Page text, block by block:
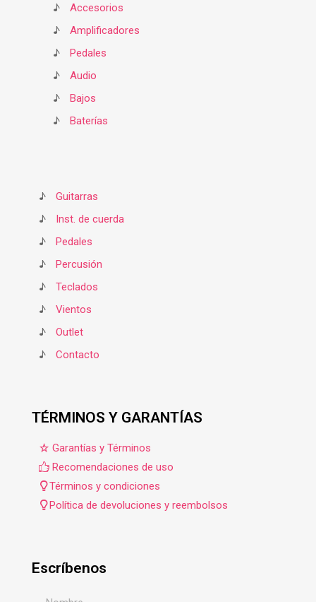
♪
Accesorios
♪
Amplificadores
♪
Pedales
♪
Audio
♪
Bajos
♪
Baterías
♪
Guitarras
♪
Inst. de cuerda
♪
Pedales
♪
Percusión
♪
Teclados
♪
Vientos
♪
Outlet
♪
Contacto
TÉRMINOS Y GARANTÍAS
Garantías y Términos
Recomendaciones de uso
Términos y condiciones
Política de devoluciones y reembolsos
Escríbenos